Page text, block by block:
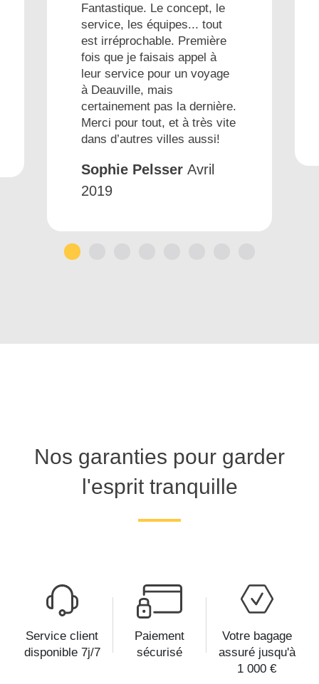
Fantastique. Le concept, le
service, les équipes... tout
est irréprochable. Première
fois que je faisais appel à
leur service pour un voyage
à Deauville, mais
certainement pas la dernière.
Merci pour tout, et à très vite
dans d’autres villes aussi!
Sophie Pelsser Avril
2019
Nos garanties pour garder
l'esprit tranquille
Service client
disponible 7j/7
Paiement
sécurisé
Votre bagage
assuré jusqu'à
1 000 €